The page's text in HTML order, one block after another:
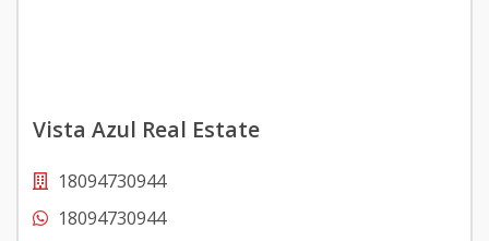
Vista Azul Real Estate
18094730944
18094730944